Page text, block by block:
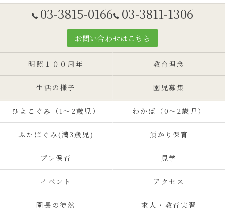
03-3815-0166 03-3811-1306
お問い合わせはこちら
明照１００周年 教育理念
生活の様子 園児募集
ひよこぐみ（1〜2歳児） わかば（0～2歳児）
ふたばぐみ(満3歳児) 預かり保育
プレ保育 見学
イベント アクセス
園長の徒然 求人・教育実習